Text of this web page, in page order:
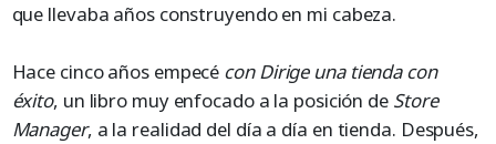
que llevaba años construyendo en mi cabeza.
Hace cinco años empecé con Dirige una tienda con
éxito, un libro muy enfocado a la posición de Store
Manager, a la realidad del día a día en tienda. Después,